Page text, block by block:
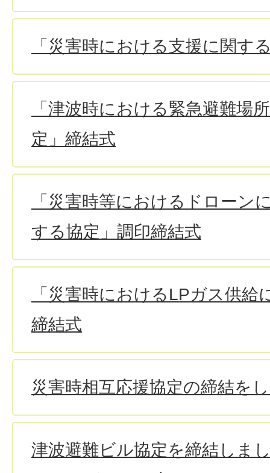
「災害時における支援に関す
「津波時における緊急避難場
定」締結式
「災害時等におけるドローン
する協定」調印締結式
「災害時におけるLPガス供給
締結式
災害時相互応援協定の締結を
津波避難ビル協定を締結しま